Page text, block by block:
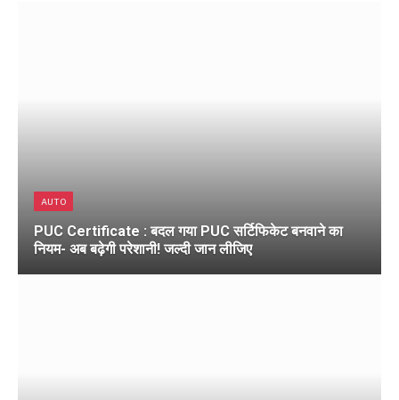
AUTO
PUC Certificate : बदल गया PUC सर्टिफिकेट बनवाने का
नियम- अब बढ़ेगी परेशानी! जल्दी जान लीजिए